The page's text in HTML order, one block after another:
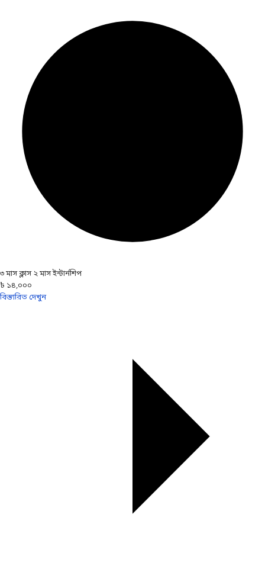
৩ মাস ক্লাস ২ মাস ইন্টার্নশিপ
৳ ১৪,০০০
বিস্তারিত দেখুন